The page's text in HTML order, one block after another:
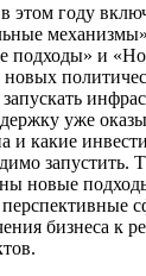
этом году
подходы» и
новых
уже
и какие
запустить.
новые
бизнеса к